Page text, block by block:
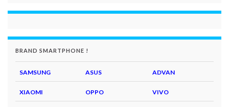
BRAND SMARTPHONE !
SAMSUNG ASUS ADVAN
XIAOMI OPPO VIVO